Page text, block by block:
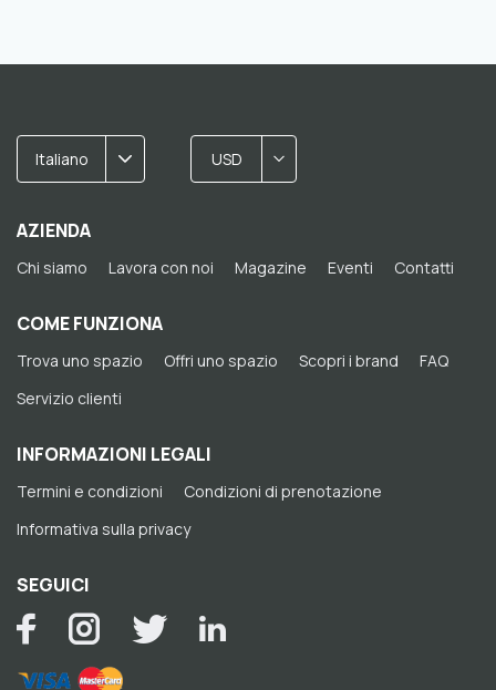
Italiano USD
AZIENDA
Chi siamo Lavora con noi Magazine Eventi Contatti
COME FUNZIONA
Trova uno spazio Offri uno spazio Scopri i brand
FAQ
Servizio clienti
INFORMAZIONI LEGALI
Termini e condizioni
Condizioni di prenotazione
Informativa sulla privacy
SEGUICI